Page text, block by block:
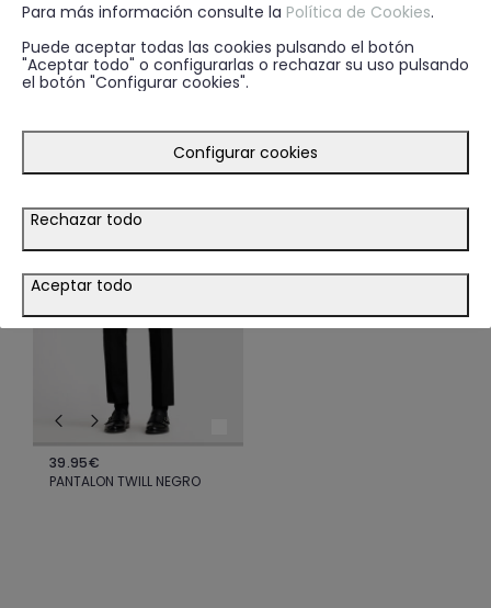
TE PODRÍA INTERESAR
39.95€
PANTALON TWILL NEGRO
Para más información consulte la Política de Cookies.
Puede aceptar todas las cookies pulsando el botón
"Aceptar todo" o configurarlas o rechazar su uso pulsando
el botón "Configurar cookies".
Configurar cookies
Rechazar todo
Aceptar todo